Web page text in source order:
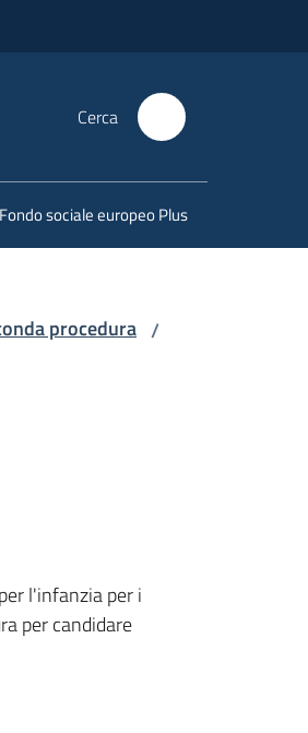
Cerca
Fondo sociale europeo Plus
procedura /
l'infanzia per i
per candidare